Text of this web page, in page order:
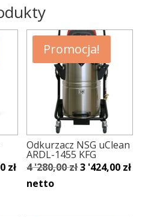
złAktualna
cena
Promocja!
Odkurzacz NSG uClean
ARDL-1455 KFG
4 '280,00złPierwotna
3 '424,00 zł
netto